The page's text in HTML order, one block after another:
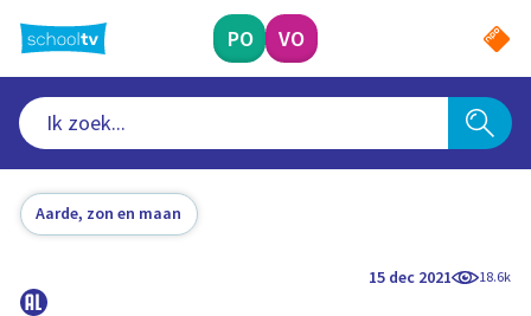
naar
hoofdinhoud
PO VO
Aarde, zon en maan
15 dec 2021 18.6k